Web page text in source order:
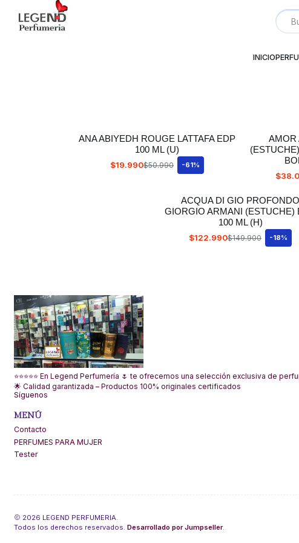
INICIO
Avda Providencia 2234,
ANA ABIYEDH ROUGE LATTAFA EDP
100 ML (U)
$19.990$50.990 -61%
AMOR
ACQUA DI GIO PROFONDO
GIORGIO ARMANI (ESTUCHE)
100 ML (H)
$122.990$149.900 -18%
⭐⭐⭐⭐⭐ En Legend Perfumería 🌷 te ofrecemos una selección exclusiva de
🌟 Calidad garantizada – Productos 100% originales certificados
Síguenos
MENÚ
Contacto
PERFUMES PARA MUJER
Tester
2026 LEGEND PERFUMERIA.
Todos los derechos reservados. Desarrollado por Jumpseller.